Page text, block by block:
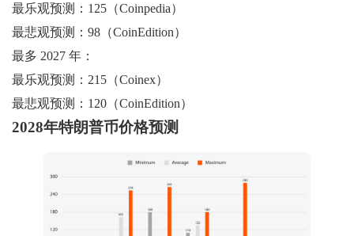
最乐观预测：125（Coinpedia）
最悲观预测：98（CoinEdition）
最多 2027 年：
最乐观预测：215（Coinex）
最悲观预测：120（CoinEdition）
2028年特朗普币价格预测